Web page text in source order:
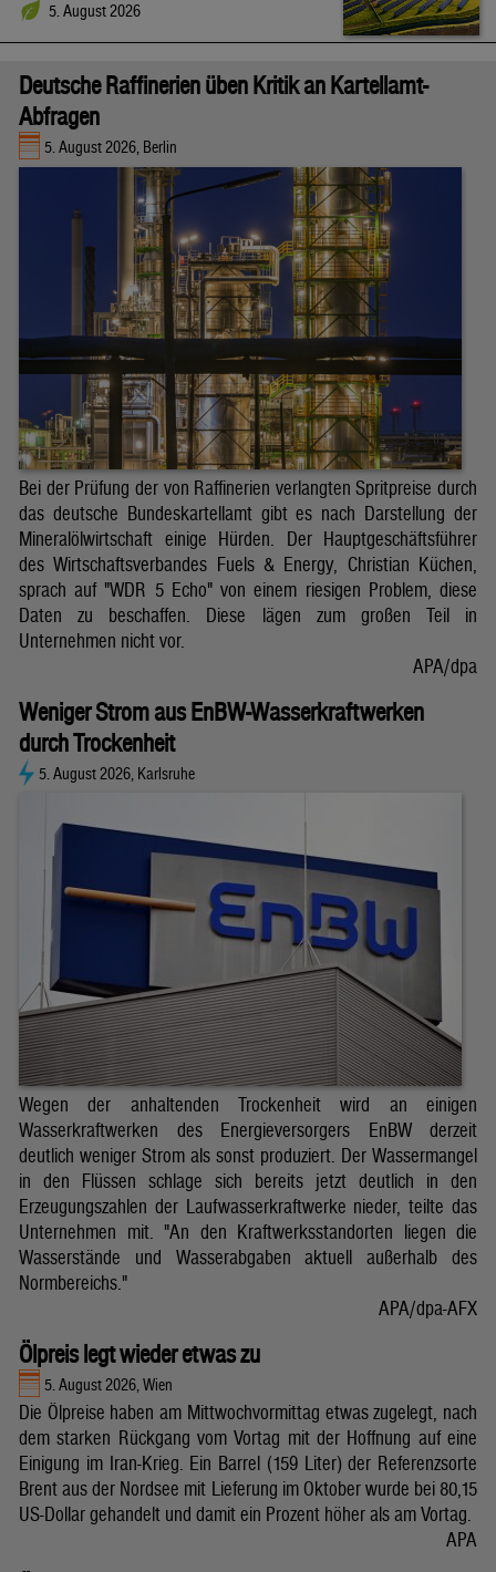
5. August 2026
Deutsche Raffinerien üben Kritik an Kartellamt-
Abfragen
5. August 2026, Berlin
Bei der Prüfung der von Raffinerien verlangten Spritpreise durch
das deutsche Bundeskartellamt gibt es nach Darstellung der
Mineralölwirtschaft einige Hürden. Der Hauptgeschäftsführer
des Wirtschaftsverbandes Fuels & Energy, Christian Küchen,
sprach auf "WDR 5 Echo" von einem riesigen Problem, diese
Daten zu beschaffen. Diese lägen zum großen Teil in
Unternehmen nicht vor.
APA/dpa
Weniger Strom aus EnBW-Wasserkraftwerken
durch Trockenheit
5. August 2026, Karlsruhe
Wegen der anhaltenden Trockenheit wird an einigen
Wasserkraftwerken des Energieversorgers EnBW derzeit
deutlich weniger Strom als sonst produziert. Der Wassermangel
in den Flüssen schlage sich bereits jetzt deutlich in den
Erzeugungszahlen der Laufwasserkraftwerke nieder, teilte das
Unternehmen mit. "An den Kraftwerksstandorten liegen die
Wasserstände und Wasserabgaben aktuell außerhalb des
Normbereichs."
APA/dpa-AFX
Ölpreis legt wieder etwas zu
5. August 2026, Wien
Die Ölpreise haben am Mittwochvormittag etwas zugelegt, nach
dem starken Rückgang vom Vortag mit der Hoffnung auf eine
Einigung im Iran-Krieg. Ein Barrel (159 Liter) der Referenzsorte
Brent aus der Nordsee mit Lieferung im Oktober wurde bei 80,15
US-Dollar gehandelt und damit ein Prozent höher als am Vortag.
APA